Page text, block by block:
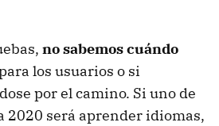
no sabemos cuándo
los usuarios o si
por el camino. Si uno de
2020 será aprender idiomas,